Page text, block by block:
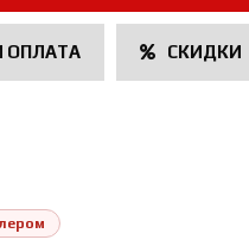
ОПЛАТА СКИДКИ